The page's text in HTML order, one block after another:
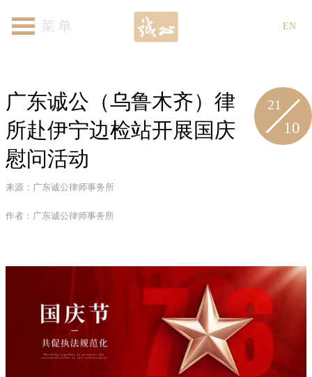
首页
关于我们
律师团队
专业领域
新闻资讯
各地机构
加入我们
联系我们 EN
广东诚公（乌鲁木齐）律
所赴伊宁边检站开展国庆
慰问活动
来源：广东诚公律师事务所
作者：广东诚公律师事务所
21
10